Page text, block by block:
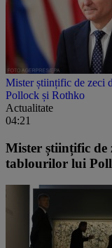
Mister științific de zeci
Pollock și Rothko
Actualitate
04:21
Mister științific de
tablourilor lui